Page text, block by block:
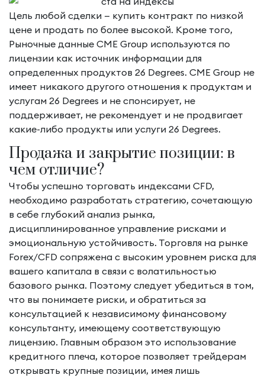
Цель любой сделки — купить контракт по низкой
цене и продать по более высокой. Кроме того,
Рыночные данные CME Group используются по
лицензии как источник информации для
определенных продуктов 26 Degrees. CME Group не
имеет никакого другого отношения к продуктам и
услугам 26 Degrees и не спонсирует, не
поддерживает, не рекомендует и не продвигает
какие-либо продукты или услуги 26 Degrees.
Продажа и закрытие позиции: в
чем отличие?
Чтобы успешно торговать индексами CFD,
необходимо разработать стратегию, сочетающую
в себе глубокий анализ рынка,
дисциплинированное управление рисками и
эмоциональную устойчивость. Торговля на рынке
Forex/CFD сопряжена с высоким уровнем риска для
вашего капитала в связи с волатильностью
базового рынка. Поэтому следует убедиться в том,
что вы понимаете риски, и обратиться за
консультацией к независимому финансовому
консультанту, имеющему соответствующую
лицензию. Главным образом это использование
кредитного плеча, которое позволяет трейдерам
открывать крупные позиции, имея лишь